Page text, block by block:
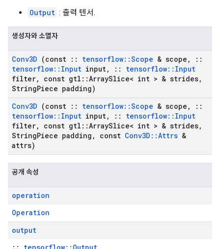
Output : 출력 텐서.
생성자와 소멸자
Conv3D (const :: tensorflow::Scope & scope ,
::
tensorflow:: Input input, :: tensorflow:: Input
filter, const gtl ::ArraySlice< int > & strides,
StringPiece padding)
Conv3D (const :: tensorflow::Scope & scope ,
::
tensorflow:: Input input, :: tensorflow:: Input
filter, const gtl ::ArraySlice< int > & strides,
StringPiece padding , const Conv3D ::Attrs &
attrs)
공개 속성
operation
Operation
output